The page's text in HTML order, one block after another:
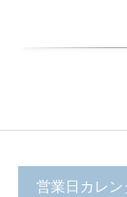
営業日カレン